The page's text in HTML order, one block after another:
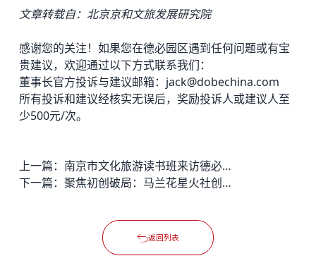
文章转载自：北京京和文旅发展研究院
感谢您的关注！如果您在德必园区遇到任何问题或有宝
贵建议，欢迎通过以下方式联系我们：
董事长官方投诉与建议邮箱：jack@dobechina.com
所有投诉和建议经核实无误后，奖励投诉人或建议人至
少500元/次。
上一篇：
南京市文化旅游读书班来访德必外滩WE，共话城市更新与文商旅融合
下一篇：
聚焦初创破局：马兰花星火社创营在德必·波特营顺利结营
返回列表